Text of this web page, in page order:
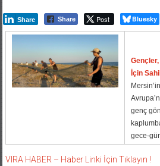
Share Share Post Bluesky
İçin
genç
gece-
VIRA HABER – Haber Linki İçin Tıklayın !